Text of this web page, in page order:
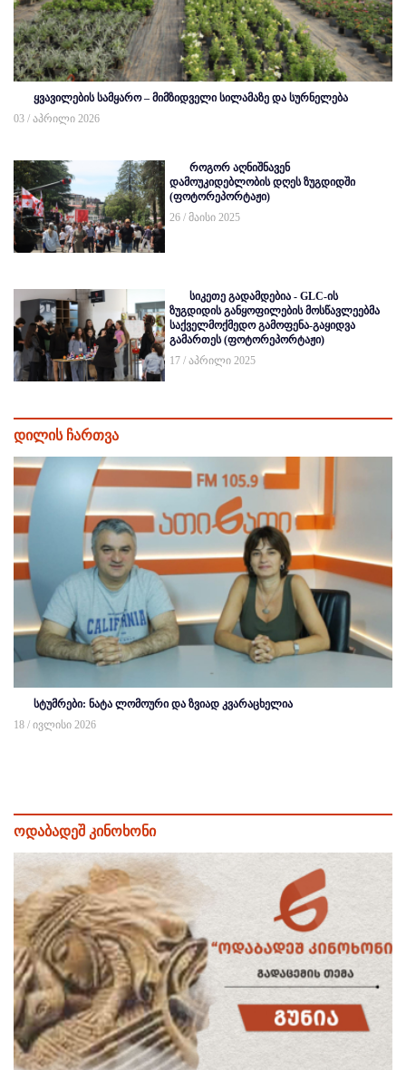
ყვავილების სამყარო – მიმზიდველი სილამაზე და სურნელება
03 / აპრილი 2026
როგორ აღნიშნავენ
დამოუკიდებლობის დღეს ზუგდიდში
(ფოტორეპორტაჟი)
26 / მაისი 2025
სიკეთე გადამდებია - GLC-ის
ზუგდიდის განყოფილების მოსწავლეებმა
საქველმოქმედო გამოფენა-გაყიდვა
გამართეს (ფოტორეპორტაჟი)
17 / აპრილი 2025
დილის ჩართვა
სტუმრები: ნატა ლომოური და ზვიად კვარაცხელია
18 / ივლისი 2026
ოდაბადეშ კინოხონი